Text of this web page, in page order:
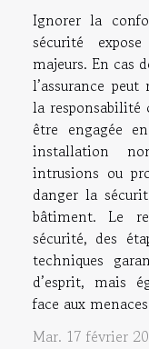
Ignorer la
sécurité
majeurs. En cas
l’assurance
la responsabilité
être engagée
installation
intrusions ou
danger la
bâtiment. Le
sécurité, des
techniques
d’esprit, mais
face aux
Mar. 17 février